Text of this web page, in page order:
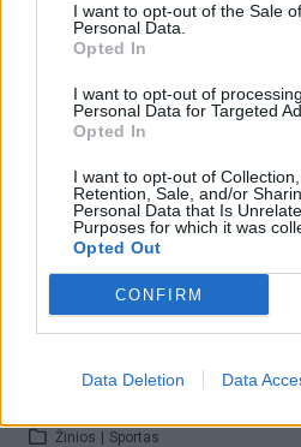
I want to opt-out of the Sale
Personal Data.
Opted In
I want to opt-out of
Personal Data for Targeted
Opted In
I want to opt-out of Collection,
Retention, Sale, and/or
Personal Data that Is
Purposes for which it was
Opted Out
CONFIRM
Data Deletion Data
Žinios | Sportas
Ledo ritulio rinktinė tiki pergale
Žinios | Sportas
Nerijus Ališauskas: rungtynės
lemiamos
Sportas
Bernd Haake: 11 sekundę
Žinios Sportas